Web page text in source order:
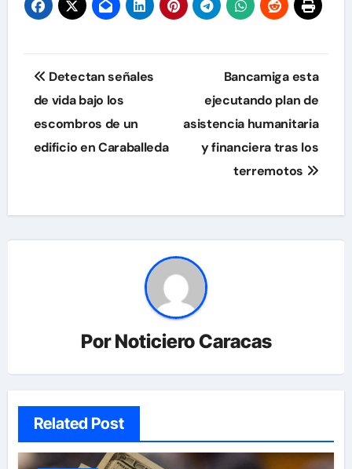
Navegación
de
entradas
Detectan señales
de vida bajo los
escombros de un
edificio en Caraballeda
Bancamiga esta
ejecutando plan de
asistencia humanitaria
y financiera tras los
terremotos
PorNoticiero Caracas
Related Post